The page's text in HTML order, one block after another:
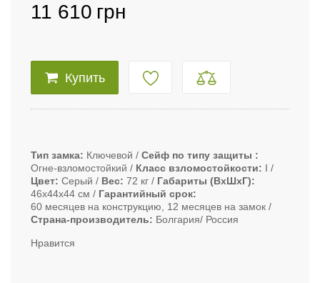
11 610 грн
Купить
Тип замка Ключевой
Сейф по типу защиты
Огне-взломостойкий
Класс взломостойкости
I
Цвет Серый Вес 72 кг
Габариты (ВxШxГ)
46х44х44 см
Гарантийный срок
60 месяцев на конструкцию, 12 месяцев на замок
Страна-производитель
Болгария/ Россия
Нравится